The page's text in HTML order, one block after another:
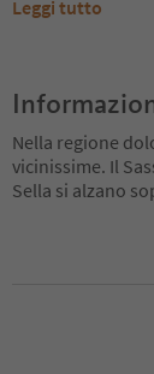
Leggi tutto
Nella regione
vicinissime. Il
Sella si alzano